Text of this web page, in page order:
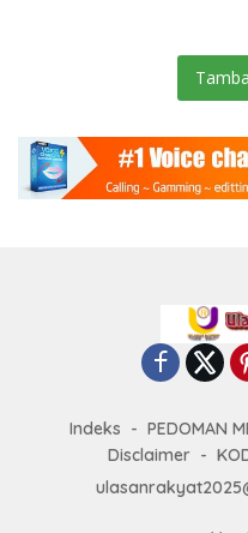
Indeks PEDOMAN
Disclaimer